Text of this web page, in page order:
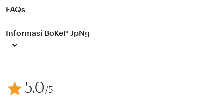
FAQs
Informasi BoKeP JpNg
5.0/5